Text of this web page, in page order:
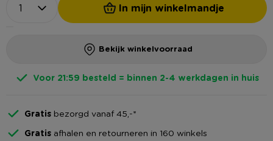
In mijn winkelmandje
Bekijk winkelvoorraad
Voor 21:59 besteld = binnen 2-4 werkdagen in huis
Gratis bezorgd vanaf 45,-*
Gratis afhalen en retourneren in 160 winkels